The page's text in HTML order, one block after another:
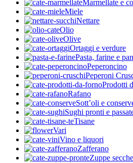
Marmellate e
Miele
Nettare
Olio
Olive
Ortaggi e verdure
Pasta, farine e
Peperoncino
Peperoni
Prodotti
Rafano
Sott’oli e
Sughi pronti e
Tisane
Vari
Vino e liquori
Zafferano
Zuppe